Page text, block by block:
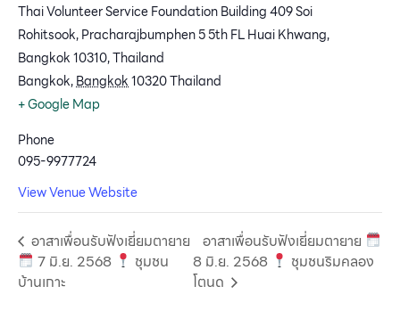
Thai Volunteer Service Foundation Building 409 Soi
Rohitsook, Pracharajbumphen 5 5th FL Huai Khwang,
Bangkok 10310, Thailand
Bangkok,Bangkok10320Thailand
+ Google Map
Phone
095-9977724
View Venue Website
อาสาเพื่อนรับฟังเยี่ยมตายาย
7 มิ.ย. 2568
ชุมชน
บ้านเกาะ
อาสาเพื่อนรับฟังเยี่ยมตายาย
8 มิ.ย. 2568
ชุมชนริมคลอง
โตนด